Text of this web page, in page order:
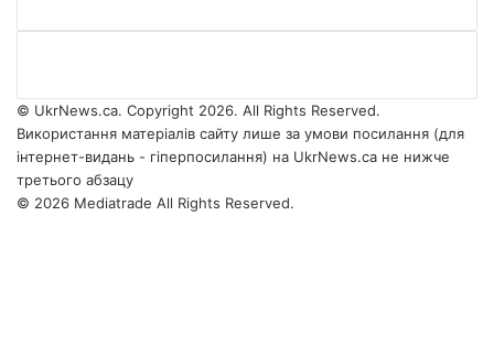
© UkrNews.ca. Copyright 2026. All Rights Reserved.
Використання матеріалів сайту лише за умови посилання (для
інтернет-видань - гіперпосилання) на UkrNews.ca не нижче
третього абзацу
© 2026 Mediatrade All Rights Reserved.